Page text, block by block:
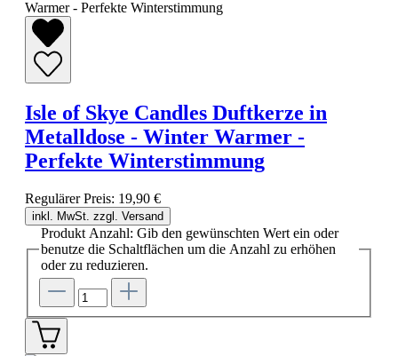
Isle of Skye Candles Duftkerze in
Metalldose - Winter Warmer -
Perfekte Winterstimmung
Regulärer Preis: 19,90 €
inkl. MwSt. zzgl. Versand
Produkt Anzahl: Gib den gewünschten Wert ein oder
benutze die Schaltflächen um die Anzahl zu erhöhen
oder zu reduzieren.